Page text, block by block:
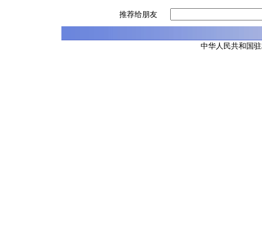
推荐给朋友
中华人民共和国